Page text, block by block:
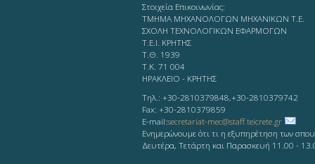
Στοιχεία Επικοινωνίας:
ΤΜΗΜΑ ΜΗΧΑΝΟΛΟΓΩΝ ΜΗΧΑΝΙΚΩΝ Τ.Ε.
ΣΧΟΛΗ ΤΕΧΝΟΛΟΓΙΚΩΝ ΕΦΑΡΜΟΓΩΝ
T.E.I. KΡΗΤΗΣ
Τ.Θ. 1939
Τ.Κ. 71 004
ΗΡΑΚΛΕΙΟ - KΡΗΤΗΣ
Τηλ.: +30-2810379848,+30-2810379742
Fax: +30-2810379859
Ε-mail:secretariat-mec@staff.teicrete.gr
Ενημερώνουμε ότι τι η εξυπηρέτηση των
Δευτέρα, Τετάρτη και Παρασκευή 11.00 -